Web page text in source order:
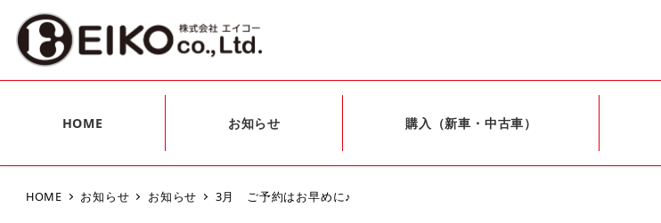
HOME お知らせ 購入（新車・中古車）
HOME お知らせ お知らせ 3月 ご予約はお早めに♪